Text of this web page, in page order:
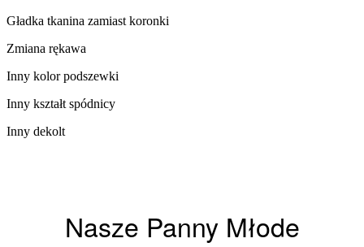
Gładka tkanina zamiast koronki
Zmiana rękawa​
Inny kolor podszewki​
Inny kształt spódnicy
Inny dekolt
Nasze Panny Młode